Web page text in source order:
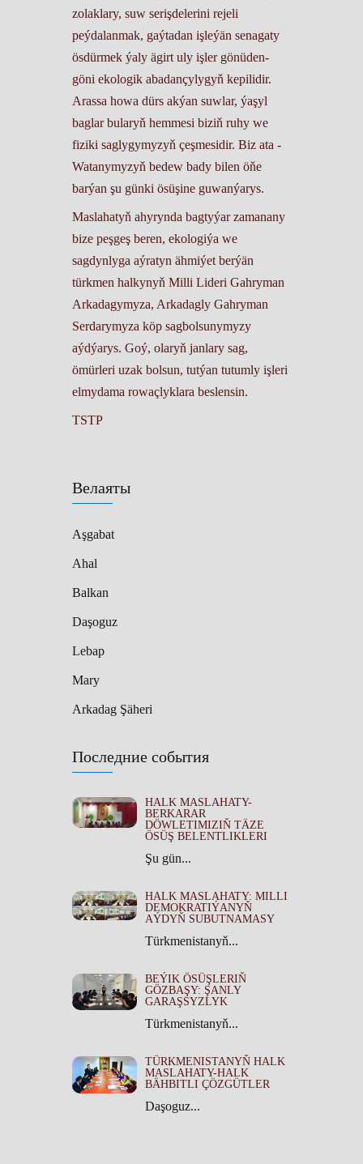
Велаяты
Aşgabat
Ahal
Balkan
Daşoguz
Lebap
Mary
Arkadag Şäheri
Последние события
HALK MASLAHATY-
BERKARAR
DÖWLETIMIZIŇ TÄZE
ÖSÜŞ BELENTLIKLERI
Şu gün...
HALK MASLAHATY: MILLI
DEMOKRATIÝANYŇ
AÝDYŇ SUBUTNAMASY
Türkmenistanyň...
BEÝIK ÖSÜŞLERIŇ
GÖZBAŞY: ŞANLY
GARAŞSYZLYK
Türkmenistanyň...
TÜRKMENISTANYŇ HALK
MASLAHATY-HALK
BÄHBITLI ÇÖZGÜTLER
Daşoguz...
zolaklary, suw serişdelerini rejeli
peýdalanmak, gaýtadan işleýän senagaty
ösdürmek ýaly ägirt uly işler gönüden-
göni ekologik abadançylygyň kepilidir.
Arassa howa dürs akýan suwlar, ýaşyl
baglar bularyň hemmesi biziň ruhy we
fiziki saglygymyzyň çeşmesidir. Biz ata -
Watanymyzyň bedew bady bilen öňe
barýan şu günki ösüşine guwanýarys.
Maslahatyň ahyrynda bagtyýar zamanany
bize peşgeş beren, ekologiýa we
sagdynlyga aýratyn ähmiýet berýän
türkmen halkynyň Milli Lideri Gahryman
Arkadagymyza, Arkadagly Gahryman
Serdarymyza köp sagbolsunymyzy
aýdýarys. Goý, olaryň janlary sag,
ömürleri uzak bolsun, tutýan tutumly işleri
elmydama rowaçlyklara beslensin.
TSTP